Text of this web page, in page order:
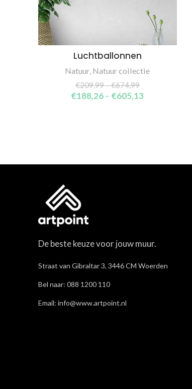
SELECT OPTIONS
Luchtballonnen
Natuur Natuur collectie
€209,99–€674,99
€188,26– €605,13
De beste keuze voor jouw muur.
Straat van Gibraltar 3, 3446 CM Woerden
Bel naar: 088 1200 110
Email: info@www.artpoint.nl